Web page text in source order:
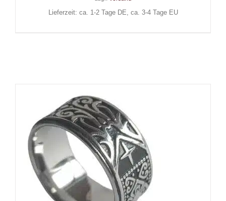
Lieferzeit: ca. 1-2 Tage DE, ca. 3-4 Tage EU